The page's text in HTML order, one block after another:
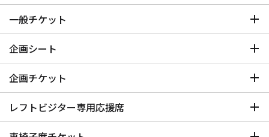
一般チケット
企画シート
企画チケット
レフトビジター専用応援席